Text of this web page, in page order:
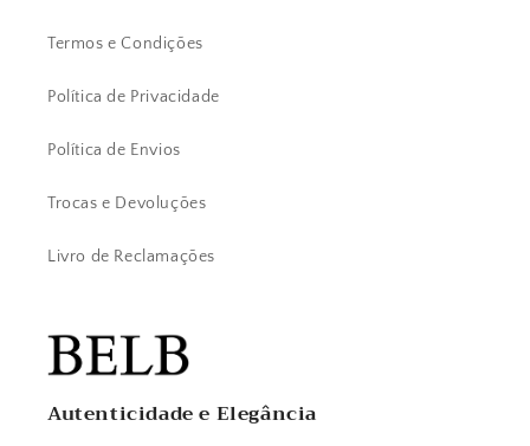
Termos e Condições
Política de Privacidade
Política de Envios
Trocas e Devoluções
Livro de Reclamações
Autenticidade e Elegância